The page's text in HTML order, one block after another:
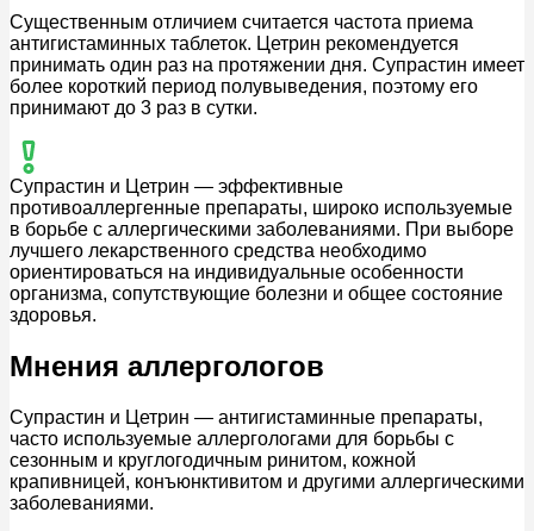
Существенным отличием считается частота приема
антигистаминных таблеток. Цетрин рекомендуется
принимать один раз на протяжении дня. Супрастин имеет
более короткий период полувыведения, поэтому его
принимают до 3 раз в сутки.
Супрастин и Цетрин — эффективные
противоаллергенные препараты, широко используемые
в борьбе с аллергическими заболеваниями. При выборе
лучшего лекарственного средства необходимо
ориентироваться на индивидуальные особенности
организма, сопутствующие болезни и общее состояние
здоровья.
Мнения аллергологов
Супрастин и Цетрин — антигистаминные препараты,
часто используемые аллергологами для борьбы с
сезонным и круглогодичным ринитом, кожной
крапивницей, конъюнктивитом и другими аллергическими
заболеваниями.